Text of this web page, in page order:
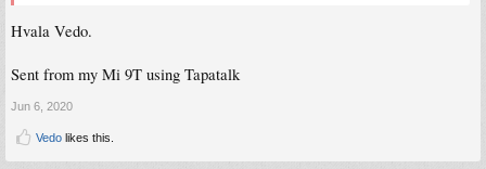
Hvala Vedo.
Sent from my Mi 9T using Tapatalk
Jun 6, 2020
Vedo likes this.